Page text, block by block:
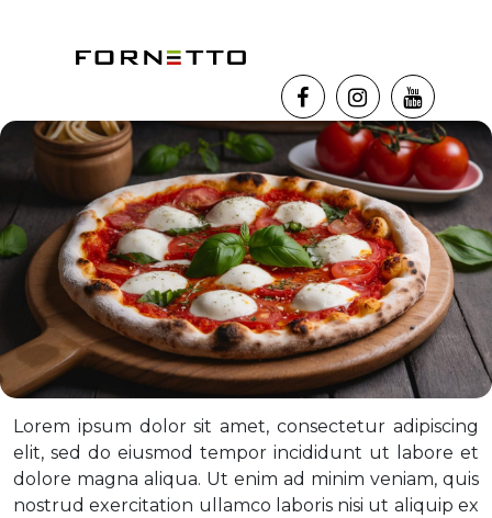
Lorem ipsum dolor sit amet, consectetur adipiscing
elit, sed do eiusmod tempor incididunt ut labore et
dolore magna aliqua. Ut enim ad minim veniam, quis
nostrud exercitation ullamco laboris nisi ut aliquip ex